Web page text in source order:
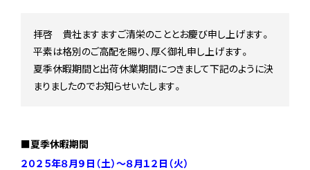
Stock status
在庫/商品情報
拝啓 貴社ますますご清栄のこととお慶び申し上げます。
平素は格別のご高配を賜り、厚く御礼申し上げます。
夏季休暇期間と出荷休業期間につきまして下記のように決
まりましたのでお知らせいたします。
■夏季休暇期間
２０２５年８月９日（土）～８月１２日（火）